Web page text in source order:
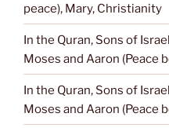
peace), Mary, Christianity
In the Quran, Sons of
Moses and Aaron (Peace
In the Quran, Sons of
Moses and Aaron (Peace